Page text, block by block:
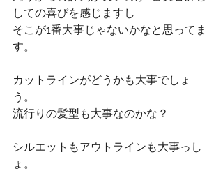
しての喜びを感じますし
そこが1番大事じゃないかなと思ってま
す。
カットラインがどうかも大事でしょ
う。
流行りの髪型も大事なのかな？
シルエットもアウトラインも大事っし
ょ。